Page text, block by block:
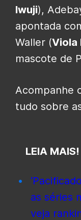
Iwuji),
apontada
Waller (Viola
mascote de
Acompanhe
tudo sobre
LEIA MAIS!
as séries
veja